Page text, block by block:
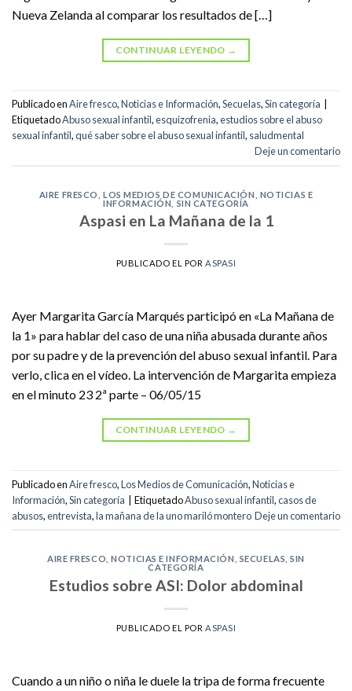
Nueva Zelanda al comparar los resultados de […]
CONTINUAR LEYENDO →
Publicado enAire fresco,Noticias e Información,Secuelas,Sin categoría
EtiquetadoAbuso sexual infantil,esquizofrenia,estudios sobre el abuso
sexual infantil,qué saber sobre el abuso sexual infantil, saludmental
Deje un comentario
AIRE FRESCO LOS MEDIOS DE COMUNICACIÓN
NOTICIAS E
INFORMACIÓN
SIN CATEGORÍA
Aspasi en La Mañana de la 1
PUBLICADO EL PORASPASI
Ayer Margarita García Marqués participó en «La Mañana de
la 1» para hablar del caso de una niña abusada durante años
por su padre y de la prevención del abuso sexual infantil. Para
verlo, clica en el vídeo. La intervención de Margarita empieza
en el minuto 23 2ª parte – 06/05/15
CONTINUAR LEYENDO →
Publicado enAire fresco,Los Medios de Comunicación,Noticias e
Información,Sin categoría EtiquetadoAbuso sexual infantil,casos de
abusos,entrevista,la mañana de la uno mariló montero Deje un comentario
AIRE FRESCO ,NOTICIAS E INFORMACIÓN SECUELAS ,SIN
CATEGORÍA
Estudios sobre ASI: Dolor abdominal
PUBLICADO EL PORASPASI
Cuando a un niño o niña le duele la tripa de forma frecuente